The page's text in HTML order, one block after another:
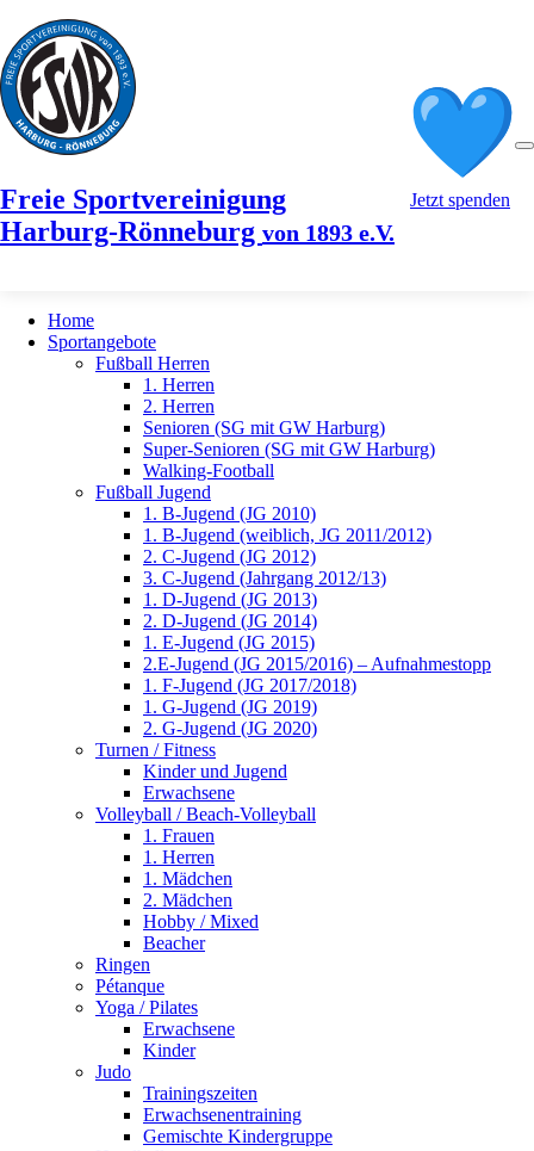
Freie Sportvereinigung
Harburg-Rönneburg von 1893 e.V.
Jetzt spenden
Home
Sportangebote
Fußball Herren
1. Herren
2. Herren
Senioren (SG mit GW Harburg)
Super-Senioren (SG mit GW Harburg)
Walking-Football
Fußball Jugend
1. B-Jugend (JG 2010)
1. B-Jugend (weiblich, JG 2011/2012)
2. C-Jugend (JG 2012)
3. C-Jugend (Jahrgang 2012/13)
1. D-Jugend (JG 2013)
2. D-Jugend (JG 2014)
1. E-Jugend (JG 2015)
2.E-Jugend (JG 2015/2016) – Aufnahmestopp
1. F-Jugend (JG 2017/2018)
1. G-Jugend (JG 2019)
2. G-Jugend (JG 2020)
Turnen / Fitness
Kinder und Jugend
Erwachsene
Volleyball / Beach-Volleyball
1. Frauen
1. Herren
1. Mädchen
2. Mädchen
Hobby / Mixed
Beacher
Ringen
Pétanque
Yoga / Pilates
Erwachsene
Kinder
Judo
Trainingszeiten
Erwachsenentraining
Gemischte Kindergruppe